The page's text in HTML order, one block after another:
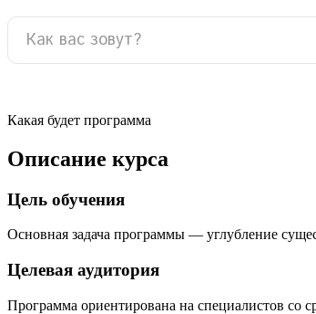
Какая будет программа
Описание курса
Цель обучения
Основная задача программы — углубление
Целевая аудитория
Программа ориентирована на специалистов